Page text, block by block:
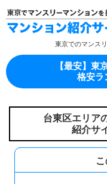
東京でのマンス
【最安】東
格安ラ
台東区エリア
紹介サ